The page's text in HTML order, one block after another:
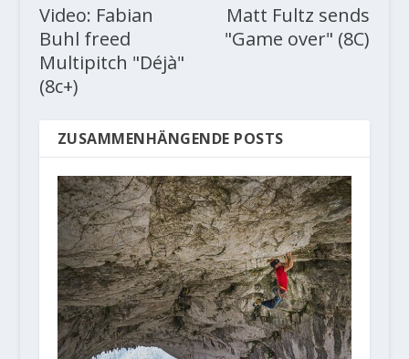
Video: Fabian
Buhl freed
Multipitch "Déjà"
(8c+)
Matt Fultz sends
"Game over" (8C)
ZUSAMMENHÄNGENDE POSTS